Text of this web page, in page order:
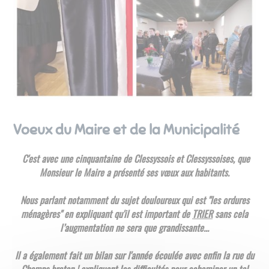
Voeux du Maire et de la Municipalité
C'est avec une cinquantaine de Clessyssois et Clessyssoises, que
Monsieur le Maire a présenté ses vœux aux habitants.
Nous parlant notamment du sujet douloureux qui est "les ordures
ménagères" en expliquant qu'il est important deTRIERsans cela
l’augmentation ne sera que grandissante...
Il a également fait un bilan sur l'année écoulée avec enfin la rue du